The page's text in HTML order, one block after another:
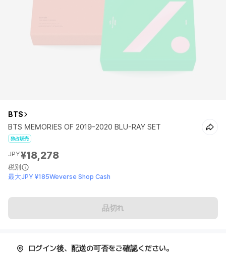
BTS
BTS MEMORIES OF 2019-2020 BLU-RAY SET
独占販売
JPY¥18,278
税別
最大JPY ¥185Weverse Shop Cash
品切れ
ログイン後、配送の可否をご確認ください。